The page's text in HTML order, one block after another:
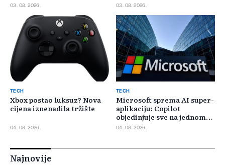
03. 08. 2026. 03. 08. 2026.
TECH
Xbox postao luksuz? Nova
cijena iznenadila tržište
04. 08. 2026.
TECH
Microsoft sprema AI super-
aplikaciju: Copilot
objedinjuje sve na jednom
mjestu
04. 08. 2026.
Najnovije